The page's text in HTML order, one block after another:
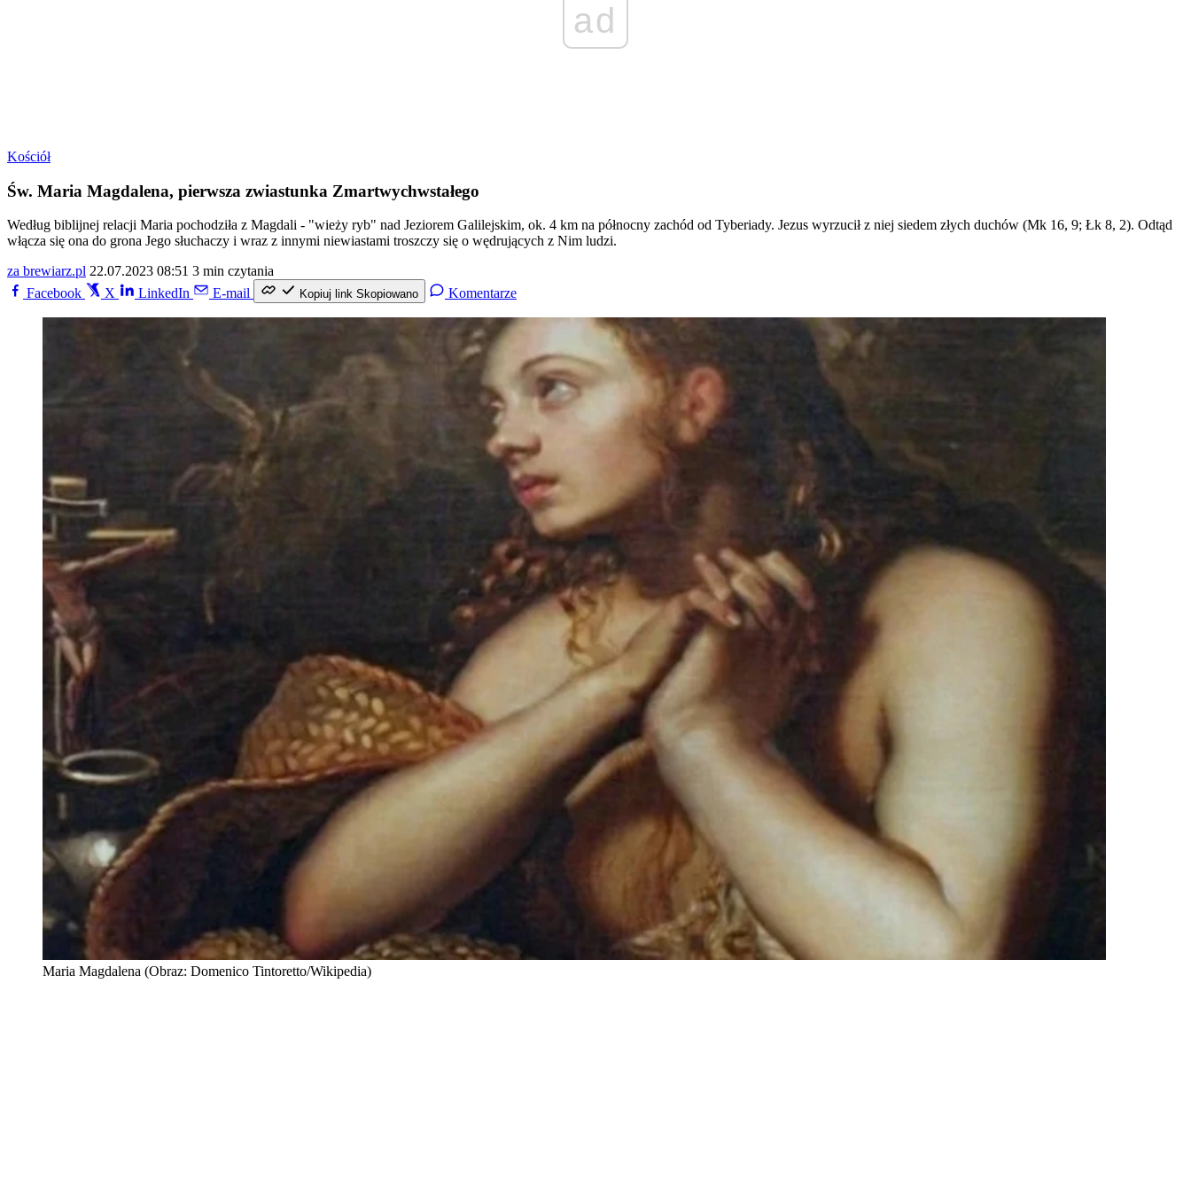
ad
Kościół
Św. Maria Magdalena, pierwsza zwiastunka Zmartwychwstałego
Według biblijnej relacji Maria pochodziła z Magdali - "wieży ryb" nad Jeziorem Galilejskim, ok. 4 km na północny zachód od Tyberiady. Jezus wyrzucił z niej siedem złych duchów (Mk 16, 9; Łk 8, 2). Odtąd
włącza się ona do grona Jego słuchaczy i wraz z innymi niewiastami troszczy się o wędrujących z Nim ludzi.
za brewiarz.pl 22.07.2023 08:51 3 min czytania
Facebook
X LinkedIn E-mail Kopiuj link Skopiowano Komentarze
Maria Magdalena (Obraz: Domenico Tintoretto/Wikipedia)